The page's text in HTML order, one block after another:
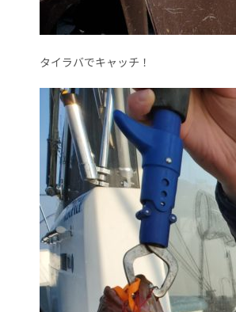
タイラバでキャッチ！